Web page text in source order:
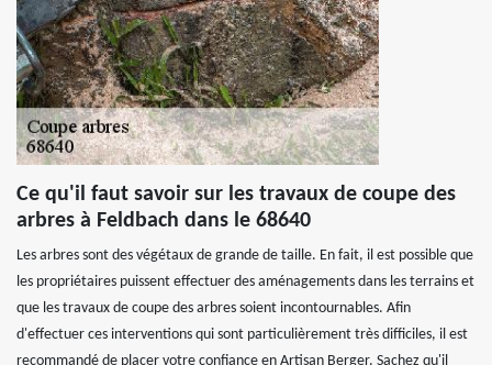
Ce qu'il faut savoir sur les travaux de coupe des
arbres à Feldbach dans le 68640
Les arbres sont des végétaux de grande de taille. En fait, il est possible que
les propriétaires puissent effectuer des aménagements dans les terrains et
que les travaux de coupe des arbres soient incontournables. Afin
d'effectuer ces interventions qui sont particulièrement très difficiles, il est
recommandé de placer votre confiance en Artisan Berger. Sachez qu'il